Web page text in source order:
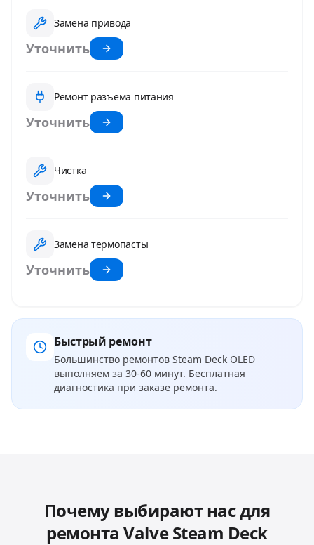
Замена привода
Уточнить
Ремонт разъема питания
Уточнить
Чистка
Уточнить
Замена термопасты
Уточнить
Быстрый ремонт
Большинство ремонтов Steam Deck OLED
выполняем за 30-60 минут. Бесплатная
диагностика при заказе ремонта.
Почему выбирают нас для
ремонтаValve Steam Deck